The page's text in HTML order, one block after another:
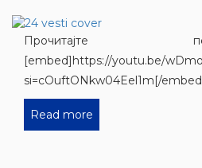
[embed]https://youtu.be/
si=cOuftONkw04Eel1m[/
Read more